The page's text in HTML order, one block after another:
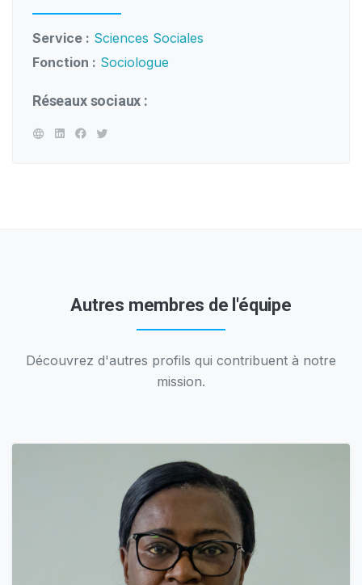
Service : Sciences Sociales
Fonction : Sociologue
Réseaux sociaux :
Autres membres de l'équipe
Découvrez d'autres profils qui contribuent à notre
mission.